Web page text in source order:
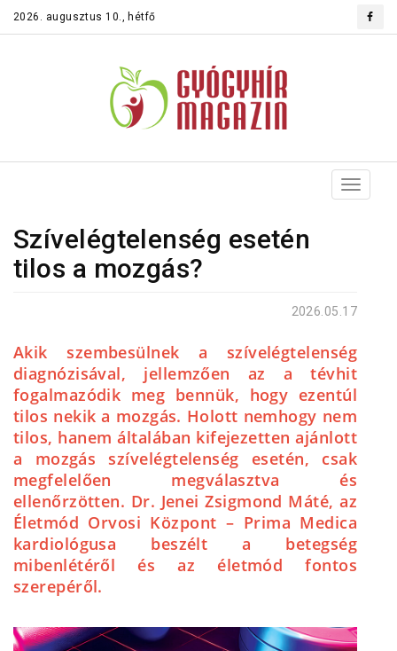
2026. augusztus 10., hétfő
Toggle
Szívelégtelenség esetén
tilos a mozgás?
2026.05.17
Akik szembesülnek a szívelégtelenség
diagnózisával, jellemzően az a tévhit
fogalmazódik meg bennük, hogy ezentúl
tilos nekik a mozgás. Holott nemhogy nem
tilos, hanem általában kifejezetten ajánlott
a mozgás szívelégtelenség esetén, csak
megfelelően megválasztva és
ellenőrzötten. Dr. Jenei Zsigmond Máté, az
Életmód Orvosi Központ – Prima Medica
kardiológusa beszélt a betegség
mibenlétéről és az életmód fontos
szerepéről.